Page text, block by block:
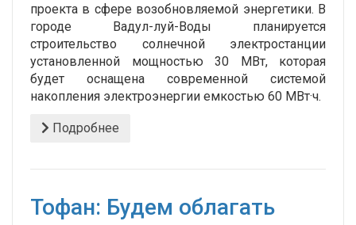
проекта в сфере возобновляемой энергетики. В
городе Вадул-луй-Воды планируется
строительство солнечной электростанции
установленной мощностью 30 МВт, которая
будет оснащена современной системой
накопления электроэнергии емкостью 60 МВт·ч.
Подробнее
Тофан: Будем облагать